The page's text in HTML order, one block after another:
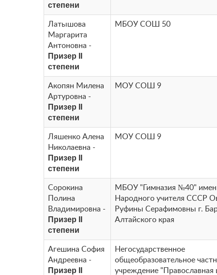
степени
Латышова
Маргарита
Антоновна -
Призер II
степени
МБОУ СОШ 50
Акопян Милена
Артуровна -
Призер II
степени
МОУ СОШ 9
Ляшенко Алена
Николаевна -
Призер II
степени
МОУ СОШ 9
Сорокина
Полина
Владимировна -
Призер II
степени
МБОУ "Гимназия №40"
Народного учителя СССР
Руфины Серафимовны г.
Алтайского края
Агешина София
Андреевна -
Призер II
Негосударственное
общеобразовательное
учреждение "Православная